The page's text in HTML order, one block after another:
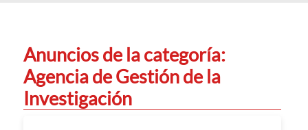
Anuncios de la categoría:
Agencia de Gestión de la
Investigación